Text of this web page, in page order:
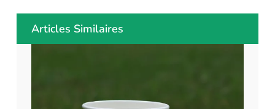
Articles Similaires